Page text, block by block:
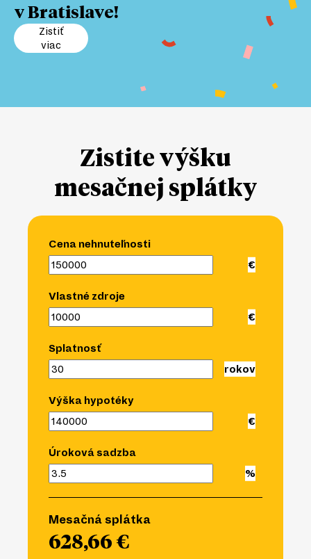
v Bratislave!
Zistiť
viac
Zistite výšku
mesačnej splátky
Cena nehnuteľnosti
Vlastné zdroje
Splatnosť
Výška hypotéky
Úroková sadzba
Mesačná splátka
628,66 €